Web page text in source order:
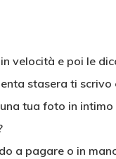
velocità e poi le
stasera ti scrivo
tua foto in
a pagare o in